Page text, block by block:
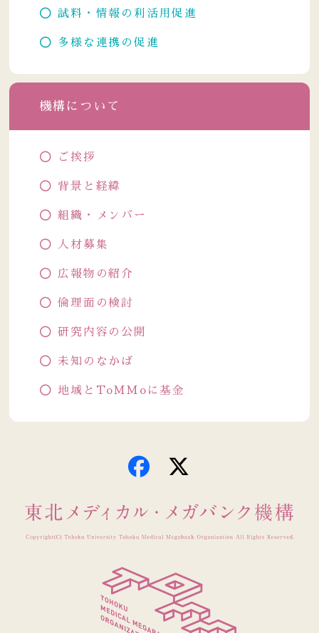
試料・情報の利活用促進
多様な連携の促進
機構について
ご挨拶
背景と経緯
組織・メンバー
人材募集
広報物の紹介
倫理面の検討
研究内容の公開
未知のなかば
地域とToMMoに基金